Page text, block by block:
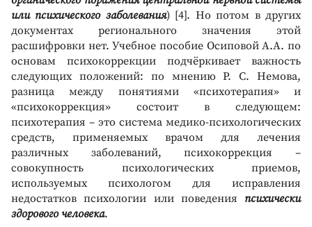
или психического заболевания) [4]. Но потом в других
документах регионального значения этой
расшифровки нет. Учебное пособие Осиповой А.А. по
основам психокоррекции подчёркивает важность
следующих положений: по мнению Р. С. Немова,
разница между понятиями «психотерапия» и
«психокоррекция» состоит в следующем:
психотерапия – это система медико-психологических
средств, применяемых врачом для лечения
различных заболеваний, психокоррекция –
совокупность психологических приемов,
используемых психологом для исправления
недостатков психологии или поведения психически
здорового человека.